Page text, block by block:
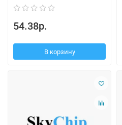
54.38р.
В корзину